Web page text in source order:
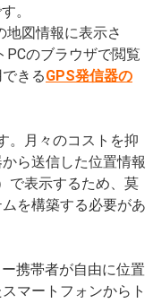
。
地図情報に表示さ
PCのブラウザで閲覧
きるGPS発信器の
。月々のコストを抑
ら送信した位置情報
で表示するため、莫
を構築する必要があ
携帯者が自由に位置
マートフォンからト